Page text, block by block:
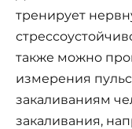
тренирует
также можно
измерения
закаливаниям
закаливания,